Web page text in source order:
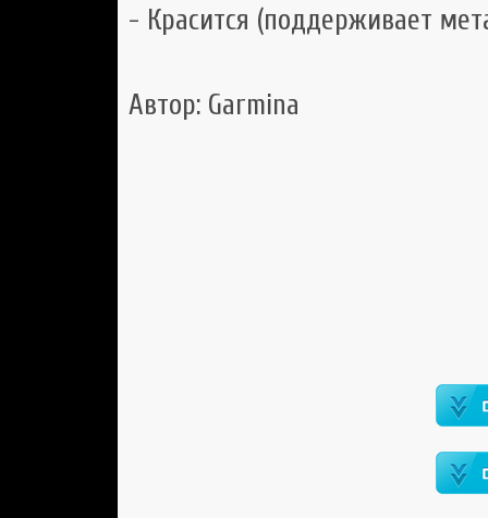
- Красится (поддерживает
Автор: Garmina